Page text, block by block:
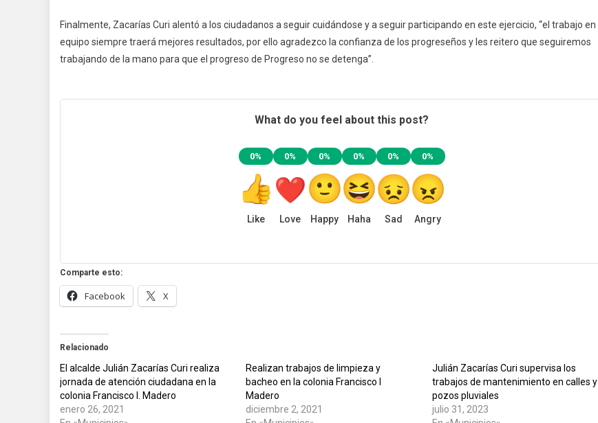
Finalmente, Zacarías Curi alentó a los ciudadanos a seguir cuidándose y a seguir participando en este ejercicio, “el trabajo en
equipo siempre traerá mejores resultados, por ello agradezco la confianza de los progreseños y les reitero que seguiremos
trabajando de la mano para que el progreso de Progreso no se detenga”.
What do you feel about this post?
0%
Like
0%
Love
0%
Happy
0%
Haha
0%
Sad
0%
Angry
Comparte esto:
Facebook X
Relacionado
El alcalde Julián Zacarías Curi realiza
jornada de atención ciudadana en la
colonia Francisco I. Madero
enero 26, 2021
Realizan trabajos de limpieza y
bacheo en la colonia Francisco I
Madero
diciembre 2, 2021
Julián Zacarías Curi supervisa los
trabajos de mantenimiento en calles y
pozos pluviales
julio 31, 2023